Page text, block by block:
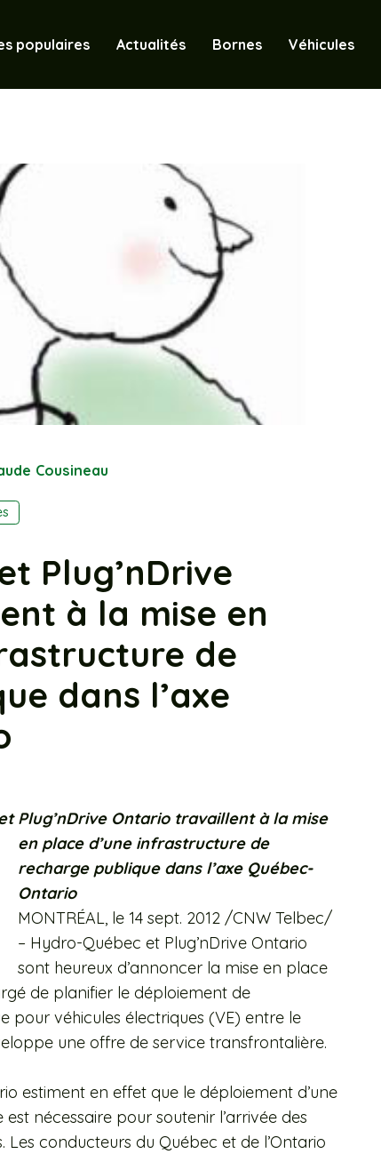
populaires Actualités Bornes Véhicules
Cousineau
Plug’nDrive
à la mise en
de
dans l’axe
Plug’nDrive Ontario travaillentà la mise
en place d’une infrastructure de
recharge publique dans l’axe Québec-
Ontario
MONTRÉAL, le 14 sept. 2012 /CNW Telbec/
– Hydro-Québec et Plug’nDrive Ontario
sont heureux d’annoncer la mise en place
de planifier le déploiement de
pour véhicules électriques (VE) entre le
une offre de service transfrontalière.
estiment en effet que le déploiement d’une
nécessaire pour soutenir l’arrivée des
conducteurs du Québec et de l’Ontario